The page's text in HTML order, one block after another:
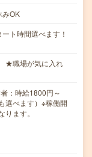
OK
ト時間選べます！
★職場が気に入れ
：時給1800円～
選べます）※稼働開
ます。